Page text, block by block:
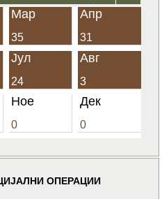
Мар
35
Апр
31
Јул
24
Авг
3
Ное
0
Дек
0
ОПЕРАЦИИ